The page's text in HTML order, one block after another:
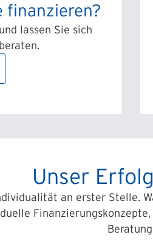
finanzieren?
lassen Sie sich
Unser
an erster Stelle.